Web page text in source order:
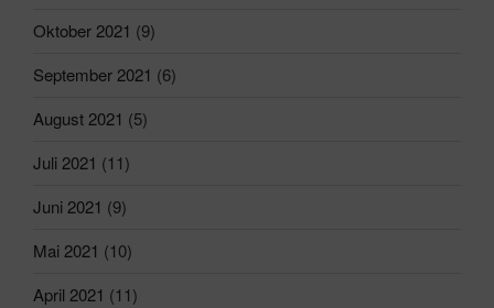
Oktober 2021 (9)
September 2021 (6)
August 2021 (5)
Juli 2021 (11)
Juni 2021 (9)
Mai 2021 (10)
April 2021 (11)